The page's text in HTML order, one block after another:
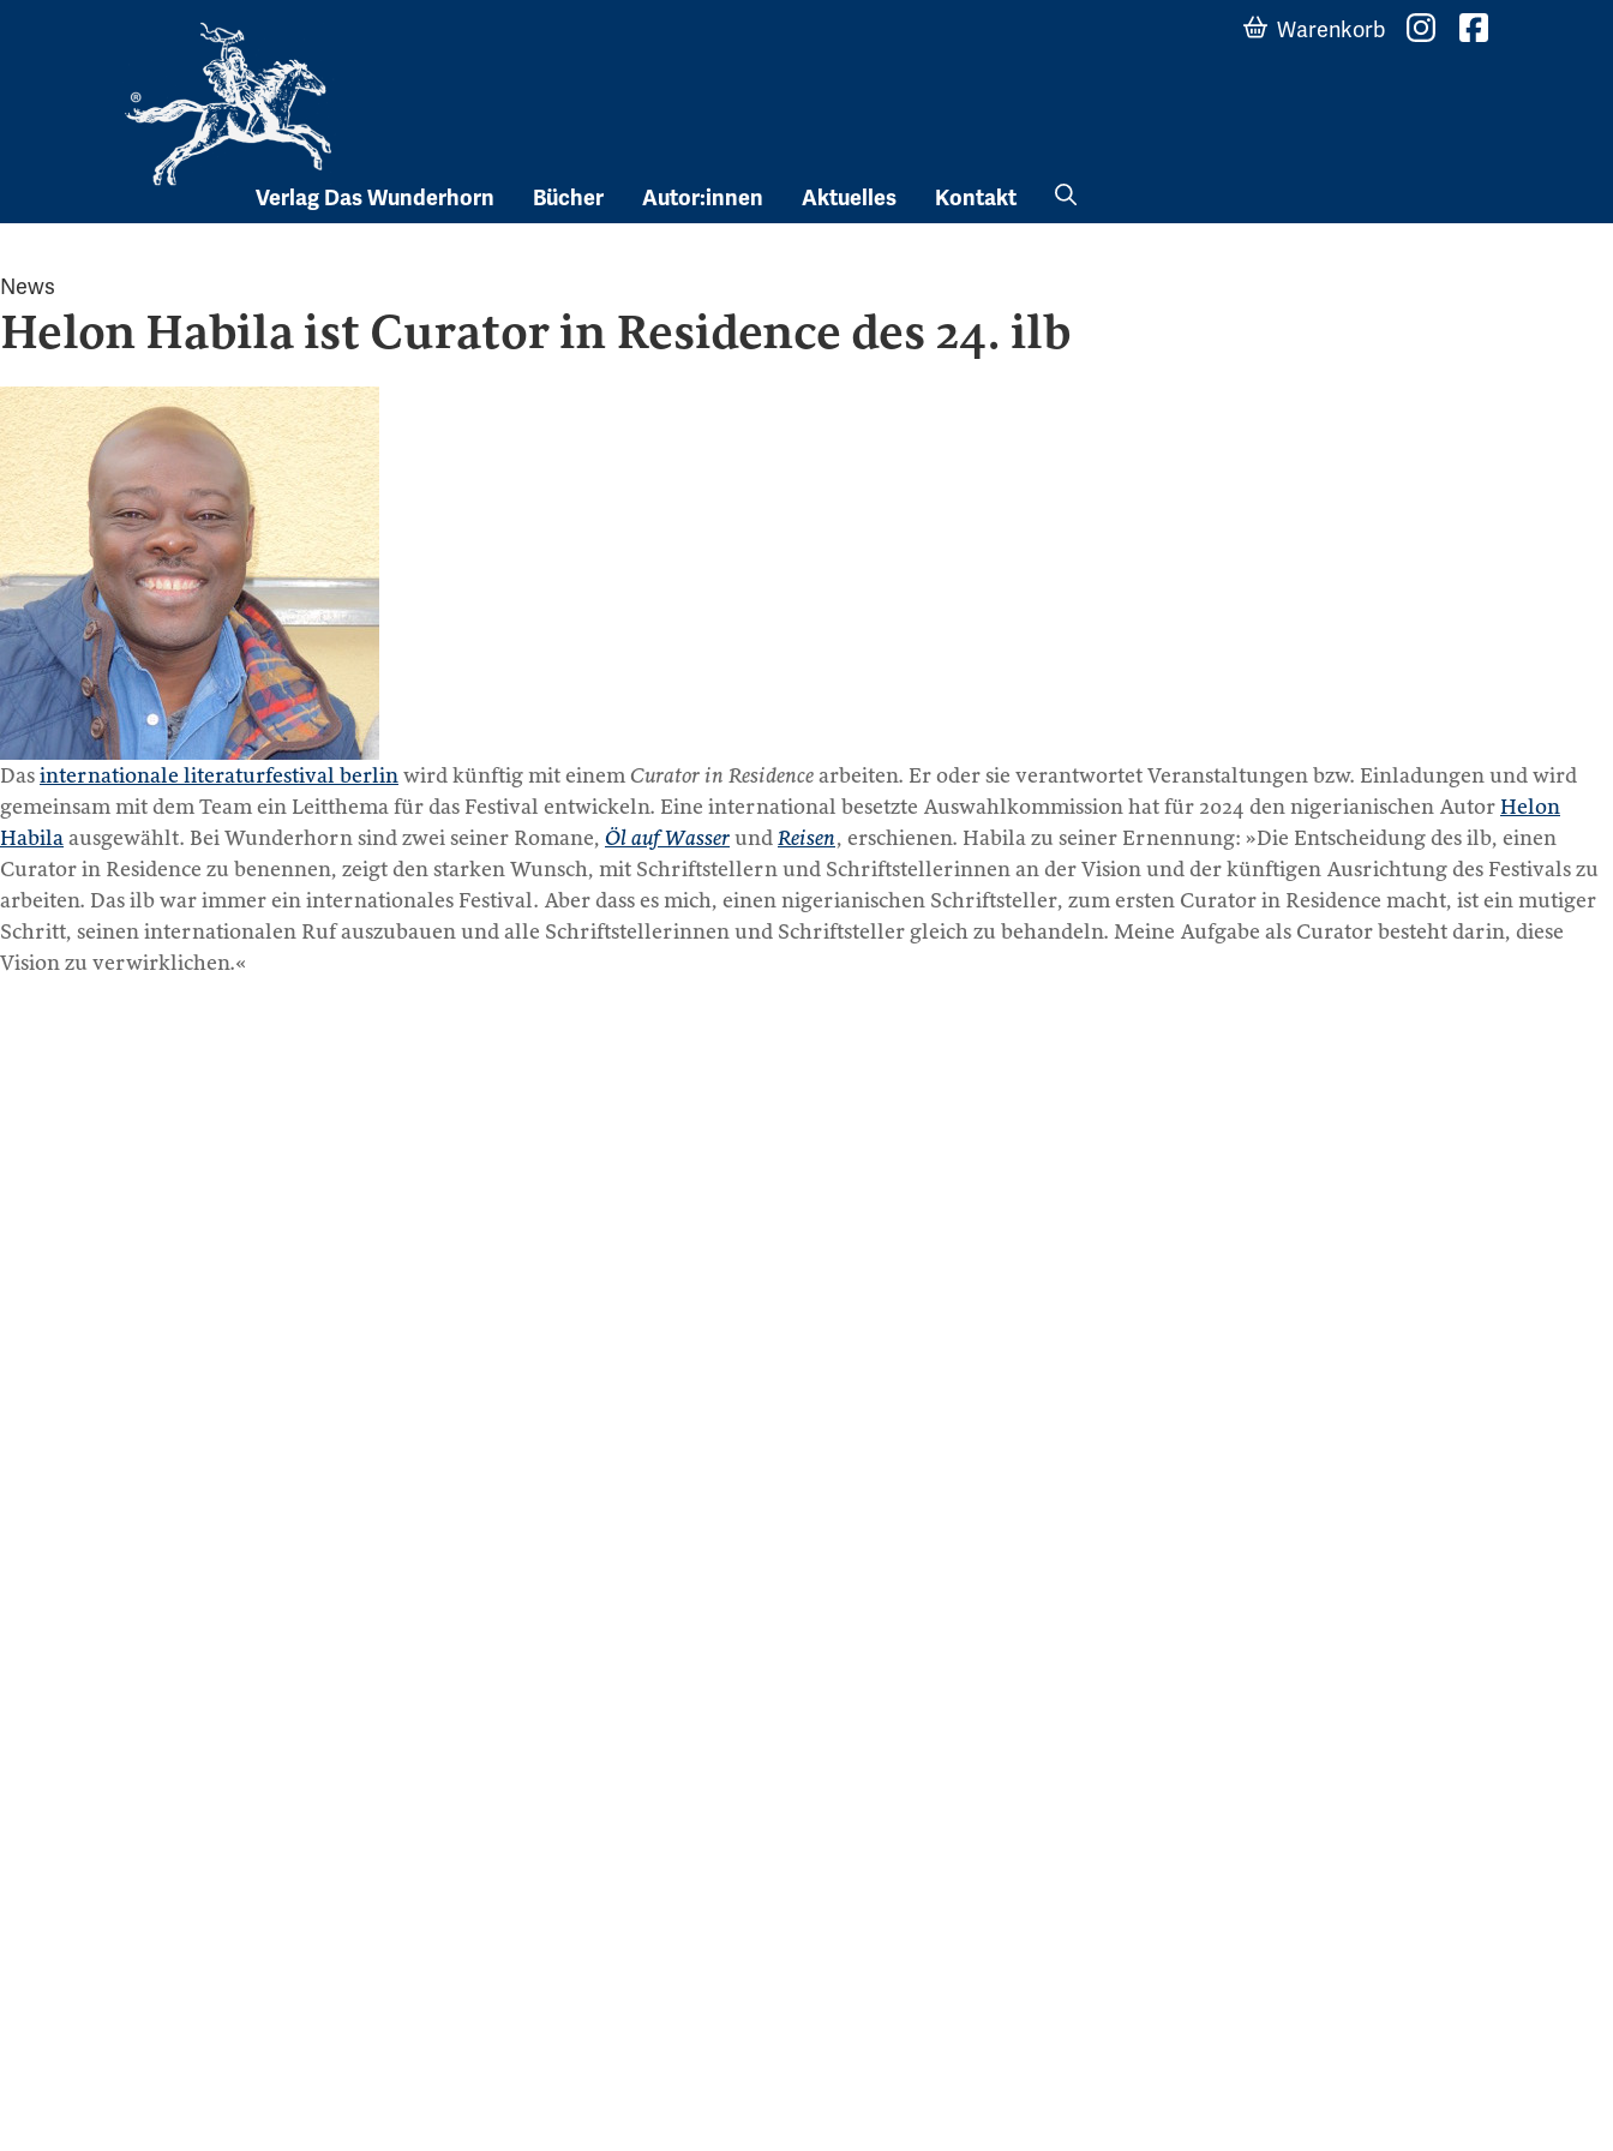
Verlag Das Wunderhorn Bücher Autor:innen Aktuelles Kontakt
Warenkorb
News
Helon Habila ist Curator in Residence des 24. ilb
Das internationale literaturfestival berlin wird künftig mit einem Curator in Residence arbeiten. Er oder sie verantwortet Veranstaltungen bzw. Einladungen und wird
gemeinsam mit dem Team ein Leitthema für das Festival entwickeln. Eine international besetzte Auswahlkommission hat für 2024 den nigerianischen Autor Helon
Habila ausgewählt. Bei Wunderhorn sind zwei seiner Romane, Öl auf Wasser und Reisen, erschienen. Habila zu seiner Ernennung: »Die Entscheidung des ilb, einen
Curator in Residence zu benennen, zeigt den starken Wunsch, mit Schriftstellern und Schriftstellerinnen an der Vision und der künftigen Ausrichtung des Festivals zu
arbeiten. Das ilb war immer ein internationales Festival. Aber dass es mich, einen nigerianischen Schriftsteller, zum ersten Curator in Residence macht, ist ein mutiger
Schritt, seinen internationalen Ruf auszubauen und alle Schriftstellerinnen und Schriftsteller gleich zu behandeln. Meine Aufgabe als Curator besteht darin, diese
Vision zu verwirklichen.«